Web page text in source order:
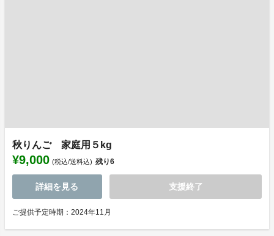
秋りんご 家庭用５kg
¥9,000 (税込/送料込) 残り6
詳細を見る 支援終了
ご提供予定時期：2024年11月